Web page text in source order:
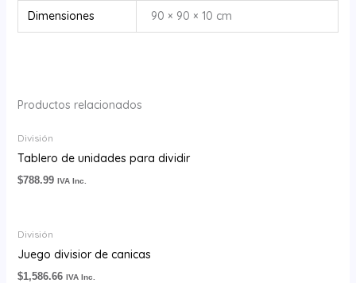
Dimensiones 90 × 90 × 10 cm
Productos relacionados
División
Tablero de unidades para dividir
$788.99 IVA Inc.
División
Juego divisior de canicas
$1,586.66 IVA Inc.